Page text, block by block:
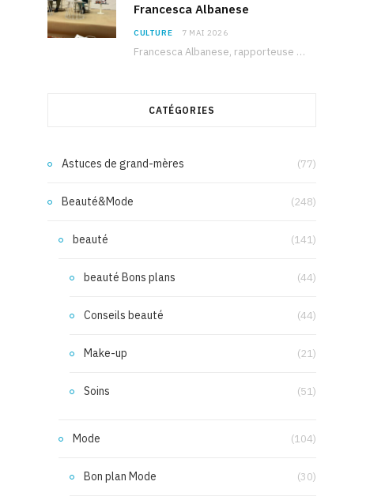
Francesca Albanese
CULTURE 7 MAI 2026
Francesca Albanese, rapporteuse spéciale de l’ONU sur les territoires palestiniens occupés, était à Tunis pour…
CATÉGORIES
Astuces de grand-mères (77)
Beauté&Mode (248)
beauté (141)
beauté Bons plans (44)
Conseils beauté (44)
Make-up (21)
Soins (51)
Mode (104)
Bon plan Mode (30)